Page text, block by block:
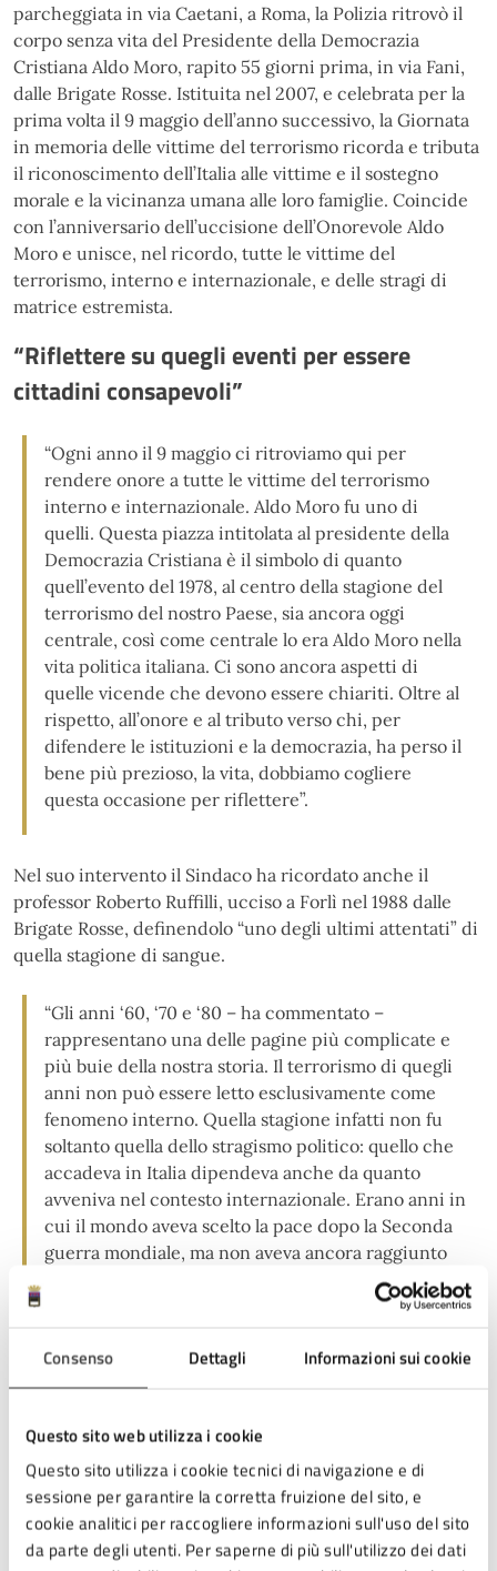
Consenso Dettagli Informazioni sui cookie
Questo sito web utilizza i cookie
Questo sito utilizza i cookie tecnici di navigazione e di
sessione per garantire la corretta fruizione del sito, e
cookie analitici per raccogliere informazioni sull'uso del sito
da parte degli utenti. Per saperne di più sull'utilizzo dei dati
parcheggiata in via Caetani, a Roma, la Polizia ritrovò il
corpo senza vita del Presidente della Democrazia
Cristiana Aldo Moro, rapito 55 giorni prima, in via Fani,
dalle Brigate Rosse. Istituita nel 2007, e celebrata per la
prima volta il 9 maggio dell’anno successivo, la Giornata
in memoria delle vittime del terrorismo ricorda e tributa
il riconoscimento dell’Italia alle vittime e il sostegno
morale e la vicinanza umana alle loro famiglie. Coincide
con l’anniversario dell’uccisione dell’Onorevole Aldo
Moro e unisce, nel ricordo, tutte le vittime del
terrorismo, interno e internazionale, e delle stragi di
matrice estremista.
“Riflettere su quegli eventi per essere
cittadini consapevoli”
“Ogni anno il 9 maggio ci ritroviamo qui per
rendere onore a tutte le vittime del terrorismo
interno e internazionale. Aldo Moro fu uno di
quelli. Questa piazza intitolata al presidente della
Democrazia Cristiana è il simbolo di quanto
quell’evento del 1978, al centro della stagione del
terrorismo del nostro Paese, sia ancora oggi
centrale, così come centrale lo era Aldo Moro nella
vita politica italiana. Ci sono ancora aspetti di
quelle vicende che devono essere chiariti. Oltre al
rispetto, all’onore e al tributo verso chi, per
difendere le istituzioni e la democrazia, ha perso il
bene più prezioso, la vita, dobbiamo cogliere
questa occasione per riflettere”.
Nel suo intervento il Sindaco ha ricordato anche il
professor Roberto Ruffilli, ucciso a Forlì nel 1988 dalle
Brigate Rosse, definendolo “uno degli ultimi attentati” di
quella stagione di sangue.
“Gli anni ‘60, ‘70 e ‘80 – ha commentato –
rappresentano una delle pagine più complicate e
più buie della nostra storia. Il terrorismo di quegli
anni non può essere letto esclusivamente come
fenomeno interno. Quella stagione infatti non fu
soltanto quella dello stragismo politico: quello che
accadeva in Italia dipendeva anche da quanto
avveniva nel contesto internazionale. Erano anni in
cui il mondo aveva scelto la pace dopo la Seconda
guerra mondiale, ma non aveva ancora raggiunto
Il Sindaco ha dunque evidenziato la necessità di
globalizzato, le dinamiche che possono apparirci lontane
influiscono sulla vita democratica, sociale ed economica
del nostro Paese. Dobbiamo continuare a confrontarci
con quegli anni per capire cosa accadde allora, perché
questo ci aiuta a essere cittadini consapevoli, che non